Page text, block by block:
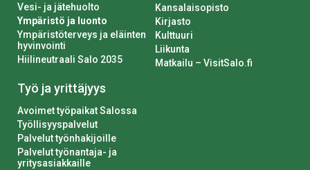
Vesi- ja jätehuolto
Ympäristö ja luonto
Ympäristöterveys ja eläinten
hyvinvointi
Hiilineutraali Salo 2035
Työ ja yrittäjyys
Avoimet työpaikat Salossa
Työllisyyspalvelut
Palvelut työnhakijoille
Palvelut työnantaja- ja
yritysasiakkaille
Kansalaisopisto
Kirjasto
Kulttuuri
Liikunta
Matkailu – VisitSalo.fi